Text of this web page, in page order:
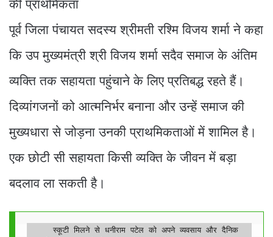
की प्राथमिकता
पूर्व जिला पंचायत सदस्य श्रीमती रश्मि विजय शर्मा ने कहा
कि उप मुख्यमंत्री श्री विजय शर्मा सदैव समाज के अंतिम
व्यक्ति तक सहायता पहुंचाने के लिए प्रतिबद्ध रहते हैं।
दिव्यांगजनों को आत्मनिर्भर बनाना और उन्हें समाज की
मुख्यधारा से जोड़ना उनकी प्राथमिकताओं में शामिल है।
एक छोटी सी सहायता किसी व्यक्ति के जीवन में बड़ा
बदलाव ला सकती है।